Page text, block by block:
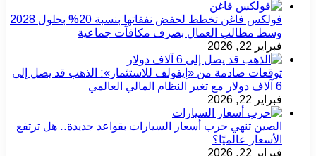
فولكس فاغن تخطط لخفض نفقاتها بنسبة 20% بحلول 2028
وسط مطالب العمال بصرف مكافآت جماعية
فبراير 22, 2026
توقعات صادمة من «إيفولف للاستثمار»: الذهب قد يصل إلى
6 آلاف دولار مع تغير النظام المالي العالمي
فبراير 22, 2026
الصين تنهي حرب أسعار السيارات بقواعد جديدة.. هل ترتفع
الأسعار عالميًا؟
فبراير 22, 2026